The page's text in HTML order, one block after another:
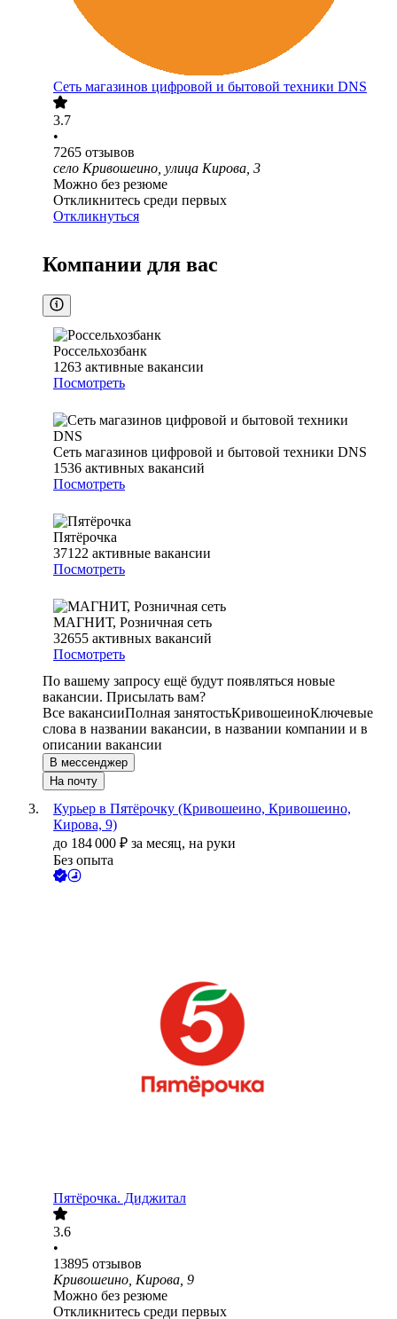
Сеть магазинов цифровой и бытовой техники DNS
3.7
•
7265 отзывов
село Кривошеино, улица Кирова, 3
Можно без резюме
Откликнитесь среди первых
Откликнуться
Компании для вас
Россельхозбанк
1263 активные вакансии
Посмотреть
Сеть магазинов цифровой и бытовой техники DNS
1536 активных вакансий
Посмотреть
Пятёрочка
37122 активные вакансии
Посмотреть
МАГНИТ, Розничная сеть
32655 активных вакансий
Посмотреть
По вашему запросу ещё будут появляться новые
вакансии. Присылать вам?
Все вакансииПолная занятостьКривошеиноКлючевые
слова в названии вакансии, в названии компании и в
описании вакансии
В мессенджер
На почту
Курьер в Пятёрочку (Кривошеино, Кривошеино,
Кирова, 9)
до 184 000 ₽ за месяц, на руки
Без опыта
Пятёрочка. Диджитал
3.6
•
13895 отзывов
Кривошеино, Кирова, 9
Можно без резюме
Откликнитесь среди первых